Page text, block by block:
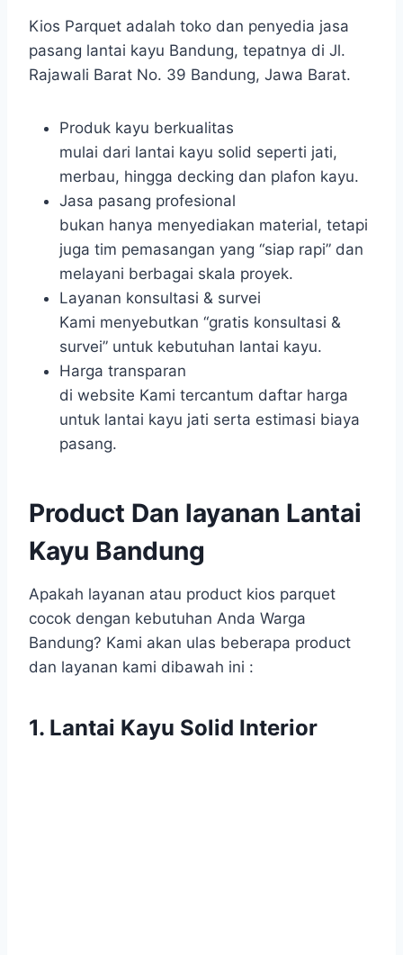
Kios Parquet adalah toko dan penyedia jasa
pasang lantai kayu Bandung, tepatnya di Jl.
Rajawali Barat No. 39 Bandung, Jawa Barat.
Produk kayu berkualitas
mulai dari lantai kayu solid seperti jati,
merbau, hingga decking dan plafon kayu.
Jasa pasang profesional
bukan hanya menyediakan material, tetapi
juga tim pemasangan yang “siap rapi” dan
melayani berbagai skala proyek.
Layanan konsultasi & survei
Kami menyebutkan “gratis konsultasi &
survei” untuk kebutuhan lantai kayu.
Harga transparan
di website Kami tercantum daftar harga
untuk lantai kayu jati serta estimasi biaya
pasang.
Product Dan layanan Lantai
Kayu Bandung
Apakah layanan atau product kios parquet
cocok dengan kebutuhan Anda Warga
Bandung? Kami akan ulas beberapa product
dan layanan kami dibawah ini :
1. Lantai Kayu Solid Interior